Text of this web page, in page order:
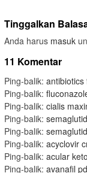
Tinggalkan
Anda harus masuk
11 Komentar
Ping-balik: antibiotics
Ping-balik:
Ping-balik: cialis
Ping-balik:
Ping-balik:
Ping-balik: acyclovir
Ping-balik: acular
Ping-balik: avanafil